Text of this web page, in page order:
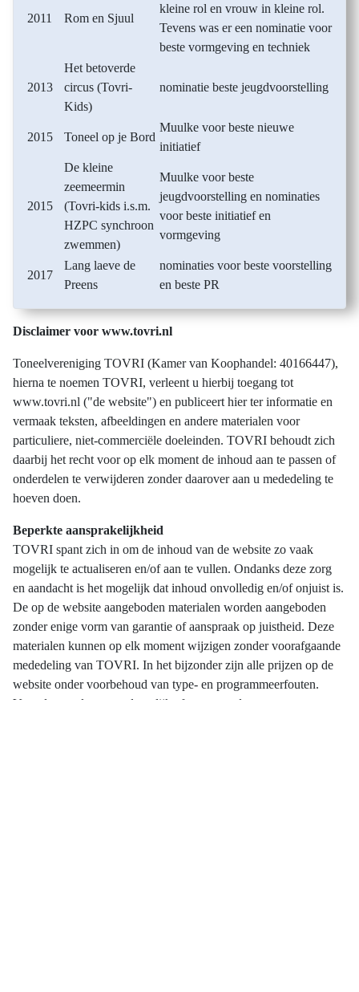
2011 Rom en Sjuul
kleine rol en vrouw in kleine rol.
Tevens was er een nominatie voor
beste vormgeving en techniek
2013
Het betoverde
circus (Tovri-
Kids)
nominatie beste jeugdvoorstelling
2015 Toneel op je Bord
Muulke voor beste nieuwe
initiatief
2015
De kleine
zeemeermin
(Tovri-kids i.s.m.
HZPC synchroon
zwemmen)
Muulke voor beste
jeugdvoorstelling en nominaties
voor beste initiatief en
vormgeving
2017
Lang laeve de
Preens
nominaties voor beste voorstelling
en beste PR
Disclaimer voor www.tovri.nl
Toneelvereniging TOVRI (Kamer van Koophandel: 40166447),
hierna te noemen TOVRI, verleent u hierbij toegang tot
www.tovri.nl ("de website") en publiceert hier ter informatie en
vermaak teksten, afbeeldingen en andere materialen voor
particuliere, niet-commerciële doeleinden. TOVRI behoudt zich
daarbij het recht voor op elk moment de inhoud aan te passen of
onderdelen te verwijderen zonder daarover aan u mededeling te
hoeven doen.
Beperkte aansprakelijkheid
TOVRI spant zich in om de inhoud van de website zo vaak
mogelijk te actualiseren en/of aan te vullen. Ondanks deze zorg
en aandacht is het mogelijk dat inhoud onvolledig en/of onjuist is.
De op de website aangeboden materialen worden aangeboden
zonder enige vorm van garantie of aanspraak op juistheid. Deze
materialen kunnen op elk moment wijzigen zonder voorafgaande
mededeling van TOVRI. In het bijzonder zijn alle prijzen op de
website onder voorbehoud van type- en programmeerfouten.
Voor de gevolgen van dergelijke fouten wordt geen